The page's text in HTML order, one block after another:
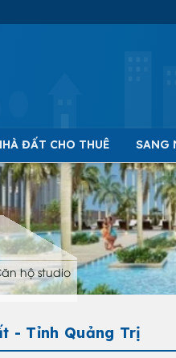
ĐẤT CHO THUÊ SANG
hộ studio
- Tỉnh Quảng Trị